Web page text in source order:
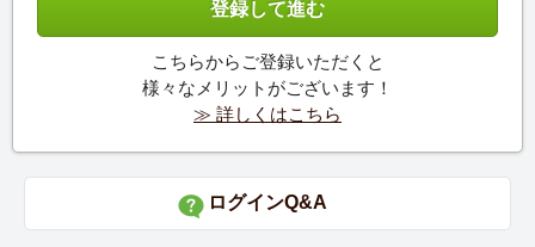
こちらからご登録いただくと
様々なメリットがございます！
≫ 詳しくはこちら